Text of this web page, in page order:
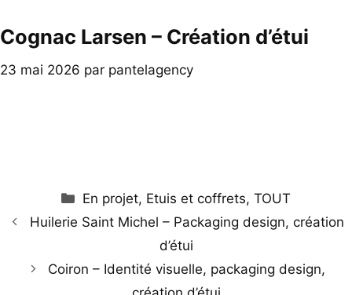
Cognac Larsen – Création d’étui
23 mai 2026 par pantelagency
En projet, Etuis et coffrets,TOUT
Huilerie Saint Michel – Packaging design, création
d’étui
Coiron – Identité visuelle, packaging design,